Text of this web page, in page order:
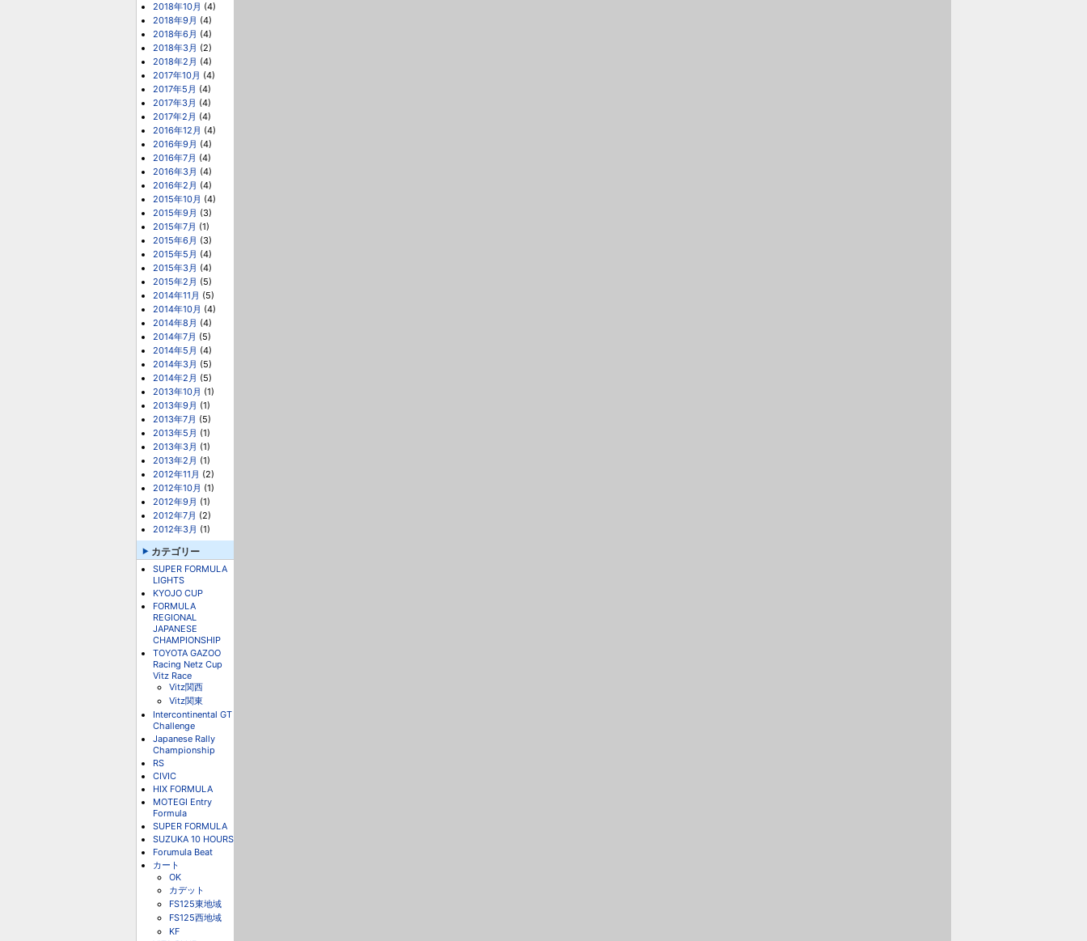
2018年10月 (4)
2018年9月 (4)
2018年6月 (4)
2018年3月 (2)
2018年2月 (4)
2017年10月 (4)
2017年5月 (4)
2017年3月 (4)
2017年2月 (4)
2016年12月 (4)
2016年9月 (4)
2016年7月 (4)
2016年3月 (4)
2016年2月 (4)
2015年10月 (4)
2015年9月 (3)
2015年7月 (1)
2015年6月 (3)
2015年5月 (4)
2015年3月 (4)
2015年2月 (5)
2014年11月 (5)
2014年10月 (4)
2014年8月 (4)
2014年7月 (5)
2014年5月 (4)
2014年3月 (5)
2014年2月 (5)
2013年10月 (1)
2013年9月 (1)
2013年7月 (5)
2013年5月 (1)
2013年3月 (1)
2013年2月 (1)
2012年11月 (2)
2012年10月 (1)
2012年9月 (1)
2012年7月 (2)
2012年3月 (1)
カテゴリー
SUPER FORMULA
LIGHTS
KYOJO CUP
FORMULA
REGIONAL
JAPANESE
CHAMPIONSHIP
TOYOTA GAZOO
Racing Netz Cup
Vitz Race
Vitz関西
Vitz関東
Intercontinental GT
Challenge
Japanese Rally
Championship
RS
CIVIC
HIX FORMULA
MOTEGI Entry
Formula
SUPER FORMULA
SUZUKA 10 HOURS
Forumula Beat
カート
OK
カデット
FS125東地域
FS125西地域
KF